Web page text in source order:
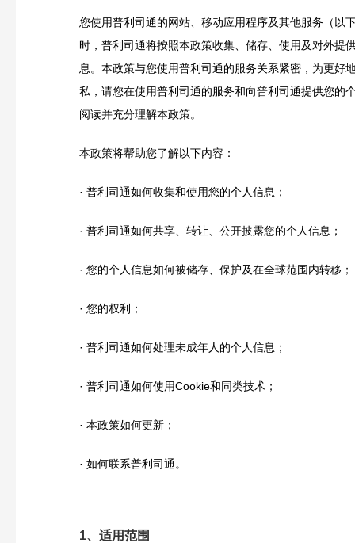
您使用普利司通的网站、移动应用程序及其他服务（以
时，普利司通将按照本政策收集、储存、使用及对外提
息。本政策与您使用普利司通的服务关系紧密，为更好
私，请您在使用普利司通的服务和向普利司通提供您的
阅读并充分理解本政策。
本政策将帮助您了解以下内容：
· 普利司通如何收集和使用您的个人信息；
· 普利司通如何共享、转让、公开披露您的个人信息；
· 您的个人信息如何被储存、保护及在全球范围内转移；
· 您的权利；
· 普利司通如何处理未成年人的个人信息；
· 普利司通如何使用Cookie和同类技术；
· 本政策如何更新；
· 如何联系普利司通。
1、适用范围